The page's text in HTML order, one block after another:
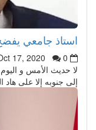
استاذ جامعي
Oct 17, 2020
0
لا حديث الأمس و
إلى جنوبه إلا على هاد